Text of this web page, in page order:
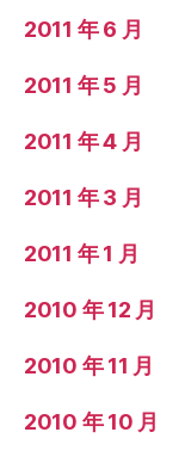
2011 年 6 月
2011 年 5 月
2011 年 4 月
2011 年 3 月
2011 年 1 月
2010 年 12 月
2010 年 11 月
2010 年 10 月